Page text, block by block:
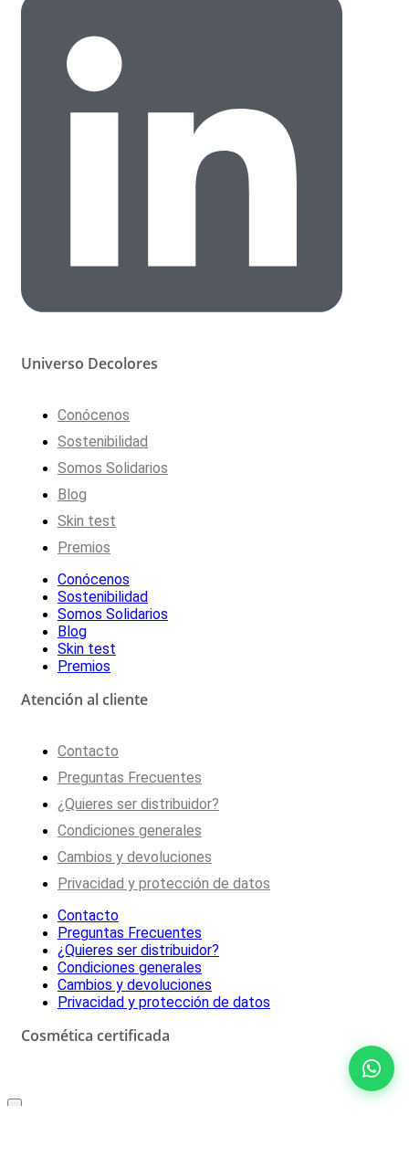
Universo Decolores
Conócenos
Sostenibilidad
Somos Solidarios
Blog
Skin test
Premios
Conócenos
Sostenibilidad
Somos Solidarios
Blog
Skin test
Premios
Atención al cliente
Contacto
Preguntas Frecuentes
¿Quieres ser distribuidor?
Condiciones generales
Cambios y devoluciones
Privacidad y protección de datos
Contacto
Preguntas Frecuentes
¿Quieres ser distribuidor?
Condiciones generales
Cambios y devoluciones
Privacidad y protección de datos
Cosmética certificada